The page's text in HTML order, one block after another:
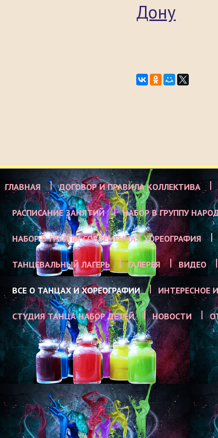
Дону
ГЛАВНАЯ ДОГОВОР И ПРАВИЛА КОЛЛЕКТИВА
РАСПИСАНИЕ ЗАНЯТИЙ НАБОР В ГРУППУ
НАБОР В ГРУППЫ СОВРЕМЕННАЯ ХОРЕОГРАФИЯ
ТАНЦЕВАЛЬНЫЙ ЛАГЕРЬ ГАЛЕРЕЯ ВИДЕО
ВСЕ О ТАНЦАХ И ХОРЕОГРАФИИ ИНТЕРЕСНОЕ
СТУДИЯ ТАНЦА НАБОР ДЕТЕЙ НОВОСТИ